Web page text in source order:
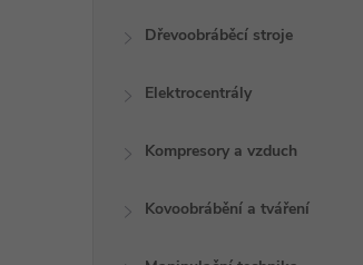
Dřevoobráběcí stroje
Elektrocentrály
Kompresory a vzduch
Kovoobrábění a tváření